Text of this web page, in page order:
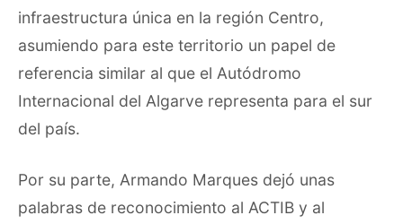
infraestructura única en la región Centro,
asumiendo para este territorio un papel de
referencia similar al que el Autódromo
Internacional del Algarve representa para el sur
del país.
Por su parte, Armando Marques dejó unas
palabras de reconocimiento al ACTIB y al